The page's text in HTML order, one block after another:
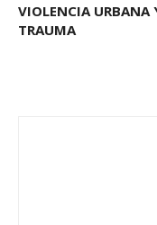
VIOLENCIA URBANA
TRAUMA